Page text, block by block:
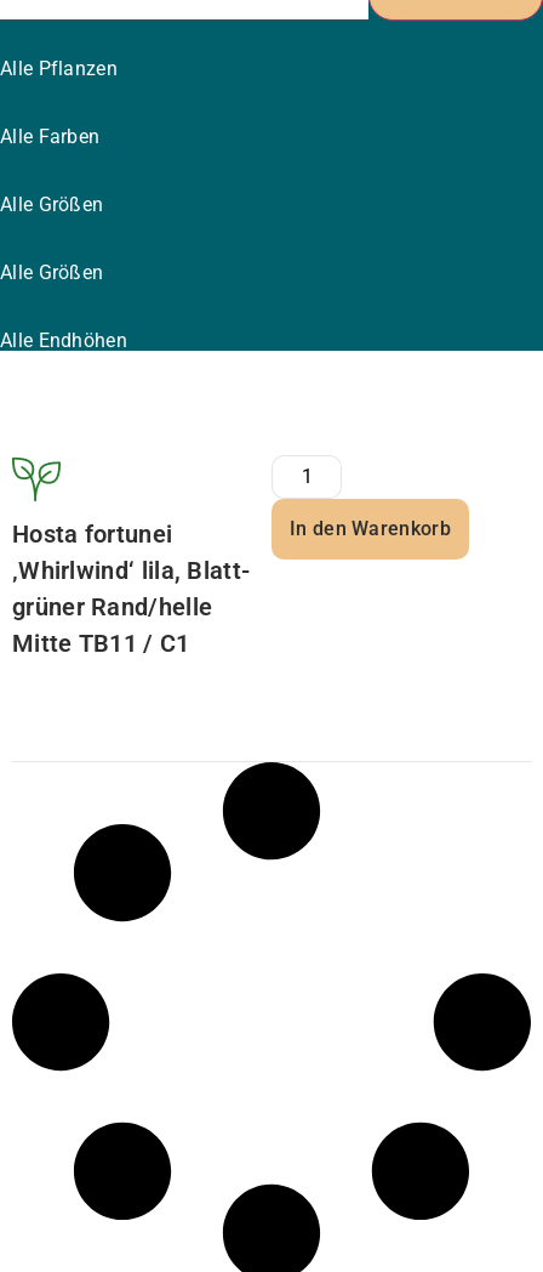
Alle Pflanzen
Alle Farben
Alle Größen
Alle Größen
Alle Endhöhen
Hosta fortunei
‚Whirlwind‘ lila, Blatt-
grüner Rand/helle
Mitte TB11 / C1
In den Warenkorb